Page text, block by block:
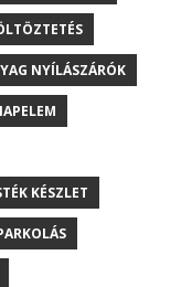
NYÍLÁSZÁRÓK
KÉSZLET